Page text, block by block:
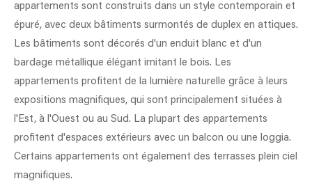
appartements sont construits dans un style contemporain et
épuré, avec deux bâtiments surmontés de duplex en attiques.
Les bâtiments sont décorés d'un enduit blanc et d'un
bardage métallique élégant imitant le bois. Les
appartements profitent de la lumière naturelle grâce à leurs
expositions magnifiques, qui sont principalement situées à
l'Est, à l'Ouest ou au Sud. La plupart des appartements
profitent d'espaces extérieurs avec un balcon ou une loggia.
Certains appartements ont également des terrasses plein ciel
magnifiques.